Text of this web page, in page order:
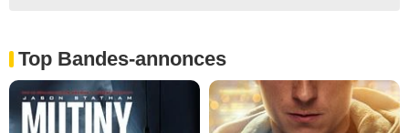
Top Bandes-annonces